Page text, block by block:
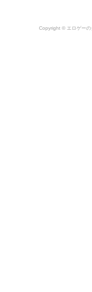
Copyright © エロゲーの